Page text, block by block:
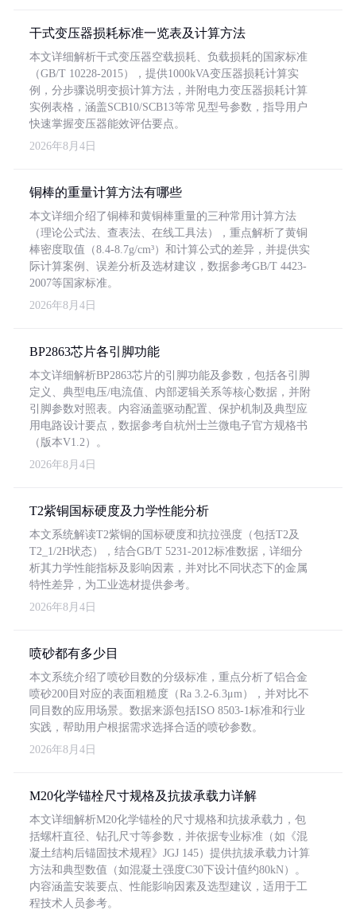
干式变压器损耗标准一览表及计算方法
本文详细解析干式变压器空载损耗、负载损耗的国家标准
（GB/T 10228-2015），提供1000kVA变压器损耗计算实
例，分步骤说明变损计算方法，并附电力变压器损耗计算
实例表格，涵盖SCB10/SCB13等常见型号参数，指导用户
快速掌握变压器能效评估要点。
2026年8月4日
铜棒的重量计算方法有哪些
本文详细介绍了铜棒和黄铜棒重量的三种常用计算方法
（理论公式法、查表法、在线工具法），重点解析了黄铜
棒密度取值（8.4-8.7g/cm³）和计算公式的差异，并提供实
际计算案例、误差分析及选材建议，数据参考GB/T 4423-
2007等国家标准。
2026年8月4日
BP2863芯片各引脚功能
本文详细解析BP2863芯片的引脚功能及参数，包括各引脚
定义、典型电压/电流值、内部逻辑关系等核心数据，并附
引脚参数对照表。内容涵盖驱动配置、保护机制及典型应
用电路设计要点，数据参考自杭州士兰微电子官方规格书
（版本V1.2）。
2026年8月4日
T2紫铜国标硬度及力学性能分析
本文系统解读T2紫铜的国标硬度和抗拉强度（包括T2及
T2_1/2H状态），结合GB/T 5231-2012标准数据，详细分
析其力学性能指标及影响因素，并对比不同状态下的金属
特性差异，为工业选材提供参考。
2026年8月4日
喷砂都有多少目
本文系统介绍了喷砂目数的分级标准，重点分析了铝合金
喷砂200目对应的表面粗糙度（Ra 3.2-6.3μm），并对比不
同目数的应用场景。数据来源包括ISO 8503-1标准和行业
实践，帮助用户根据需求选择合适的喷砂参数。
2026年8月4日
M20化学锚栓尺寸规格及抗拔承载力详解
本文详细解析M20化学锚栓的尺寸规格和抗拔承载力，包
括螺杆直径、钻孔尺寸等参数，并依据专业标准（如《混
凝土结构后锚固技术规程》JGJ 145）提供抗拔承载力计算
方法和典型数值（如混凝土强度C30下设计值约80kN）。
内容涵盖安装要点、性能影响因素及选型建议，适用于工
程技术人员参考。